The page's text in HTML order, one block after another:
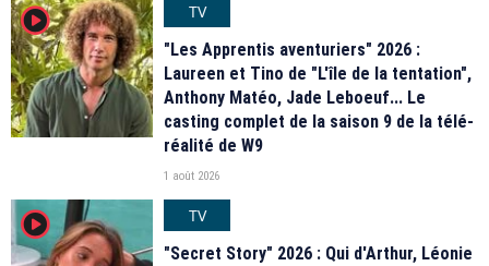
player2
TV
"Les Apprentis aventuriers" 2026 :
Laureen et Tino de "L'île de la tentation",
Anthony Matéo, Jade Leboeuf... Le
casting complet de la saison 9 de la télé-
réalité de W9
1 août 2026
player2
TV
"Secret Story" 2026 : Qui d'Arthur, Léonie